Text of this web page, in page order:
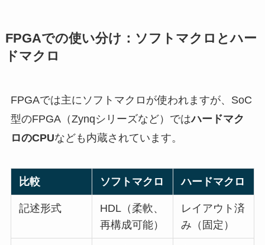
FPGAでの使い分け：ソフトマクロとハー
ドマクロ
FPGAでは主にソフトマクロが使われますが、SoC
型のFPGA（Zynqシリーズなど）ではハードマク
ロのCPUなども内蔵されています。
比較 ソフトマクロ ハードマクロ
記述形式
HDL（柔軟、
再構成可能）
レイアウト済
み（固定）